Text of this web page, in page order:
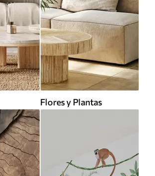
Flores y Plantas